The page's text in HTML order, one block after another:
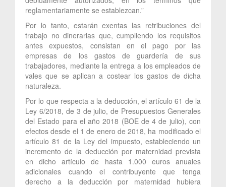
reglamentariamente se establezcan.”
Por lo tanto, estarán exentas las retribuciones del
trabajo no dinerarias que, cumpliendo los requisitos
antes expuestos, consistan en el pago por las
empresas de los gastos de guardería de sus
trabajadores, mediante la entrega a los empleados de
vales que se aplican a costear los gastos de dicha
naturaleza.
Por lo que respecta a la deducción, el artículo 61 de la
Ley 6/2018, de 3 de julio, de Presupuestos Generales
del Estado para el año 2018 (BOE de 4 de julio), con
efectos desde el 1 de enero de 2018, ha modificado el
artículo 81 de la Ley del impuesto, estableciendo un
incremento de la deducción por maternidad prevista
en dicho artículo de hasta 1.000 euros anuales
adicionales cuando el contribuyente que tenga
derecho a la deducción por maternidad hubiera